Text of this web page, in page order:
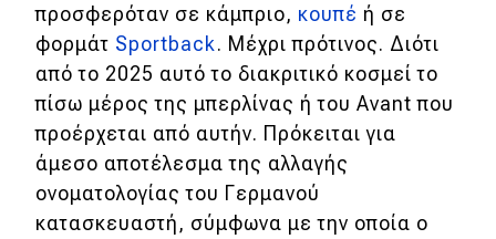
Αγώνες
Formula 1
WRC
Motorsport
προσφερόταν σε κάμπριο, κουπέ ή σε
φορμάτ Sportback. Μέχρι πρότινος. Διότι
από το 2025 αυτό το διακριτικό κοσμεί το
πίσω μέρος της μπερλίνας ή του Avant που
προέρχεται από αυτήν. Πρόκειται για
άμεσο αποτέλεσμα της αλλαγής
ονοματολογίας του Γερμανού
κατασκευαστή, σύμφωνα με την οποία ο